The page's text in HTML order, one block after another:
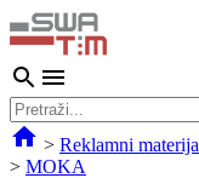
> Reklamni
> MOKA